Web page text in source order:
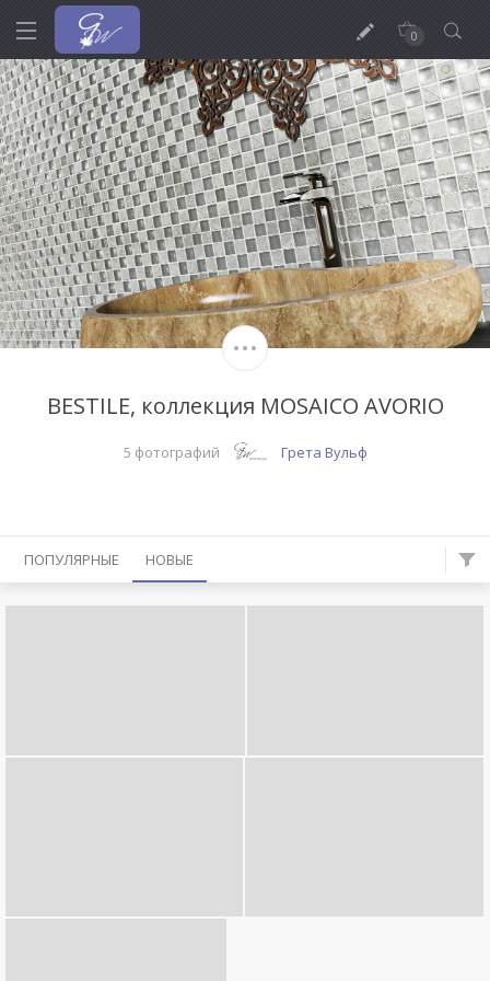
0
BESTILE, коллекция MOSAICO AVORIO
5 фотографий Грета Вульф
ПОПУЛЯРНЫЕ НОВЫЕ